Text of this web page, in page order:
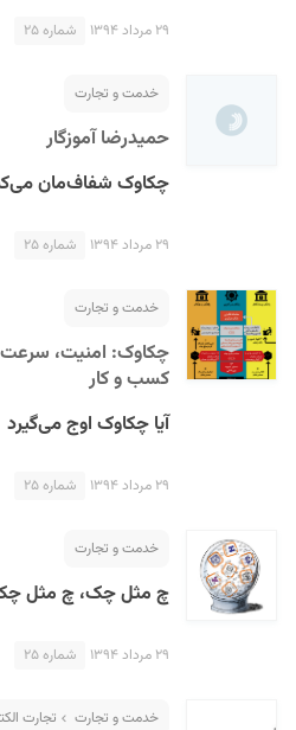
۲۹ مرداد ۱۳۹۴ شماره ۲۵
خدمت و تجارت
حمیدرضا آموزگار
چکاوک شفاف‌مان
۲۹ مرداد ۱۳۹۴ شماره ۲۵
خدمت و تجارت
چکاوک: امنیت،
کسب و کار
آیا چکاوک اوج می‌گیرد
۲۹ مرداد ۱۳۹۴ شماره ۲۵
خدمت و تجارت
چ مثل چک، چ مثل
۲۹ مرداد ۱۳۹۴ شماره ۲۵
خدمت و تجارت تجارت